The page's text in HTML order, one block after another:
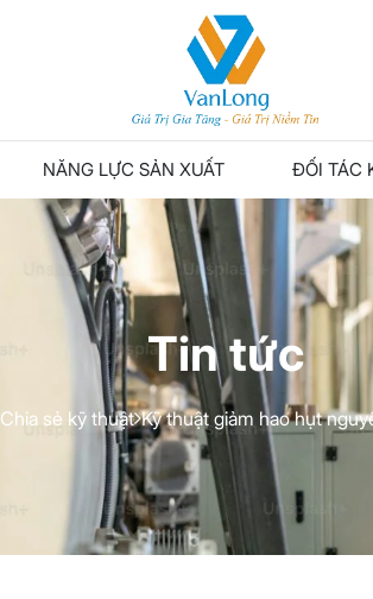
NĂNG LỰC SẢN XUẤT ĐỐI TÁC
Tin tức
Chia sẻ kỹ thuật Kỹ thuật giảm hao hụt